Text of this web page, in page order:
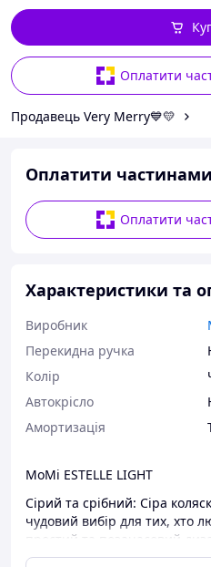
Оплатити
Продавець Very Merry💙💛
Оплатити частинами
Оплатити
Характеристики та
Виробник
Перекидна ручка
Колір
Автокрісло
Амортизація
MoMi ESTELLE LIGHT
Сірий та срібний: Сіра
чудовий вибір для тих, хто
простий та позачасовий
регульованих функцій, щоб